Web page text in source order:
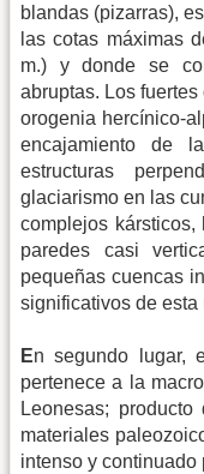
blandas (pizarras),
las cotas máximas
m.) y donde se
abruptas. Los
orogenia hercínico-
encajamiento de
estructuras
glaciarismo en las
complejos
paredes casi
pequeñas cuencas
significativos de esta
En segundo lugar,
pertenece a la
Leonesas;
materiales
intenso y